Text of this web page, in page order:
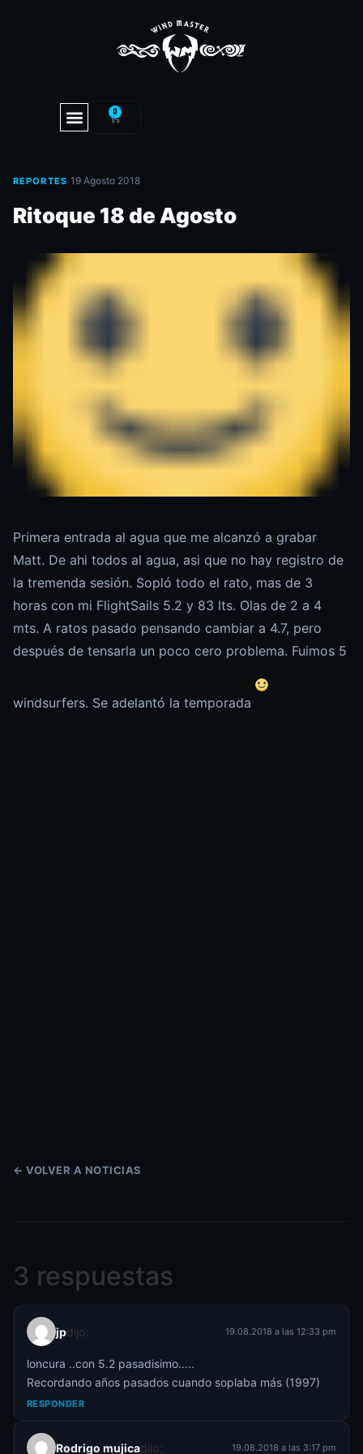
0
REPORTES 19 Agosto 2018
Ritoque 18 de Agosto
Primera entrada al agua que me alcanzó a grabar
Matt. De ahi todos al agua, asi que no hay registro de
la tremenda sesión. Sopló todo el rato, mas de 3
horas con mi FlightSails 5.2 y 83 lts. Olas de 2 a 4
mts. A ratos pasado pensando cambiar a 4.7, pero
después de tensarla un poco cero problema. Fuimos 5
windsurfers. Se adelantó la temporada
← VOLVER A NOTICIAS
3 respuestas
jpdijo: 19.08.2018 a las 12:33 pm
loncura ..con 5.2 pasadisimo…..
Recordando años pasados cuando soplaba más (1997)
RESPONDER
Rodrigo mujicadijo: 19.08.2018 a las 3:17 pm